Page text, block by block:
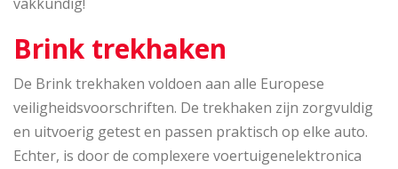
Brink trekhaken
De Brink trekhaken voldoen aan alle Europese
veiligheidsvoorschriften. De trekhaken zijn zorgvuldig
en uitvoerig getest en passen praktisch op elke auto.
Echter, is door de complexere voertuigenelektronica